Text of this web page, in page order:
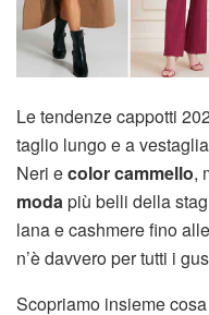
Le tendenze cappotti
taglio lungo e a
Neri ecolor cammello,
moda più belli della
lana e cashmere fino
n’è davvero per tutti i
Scopriamo insieme